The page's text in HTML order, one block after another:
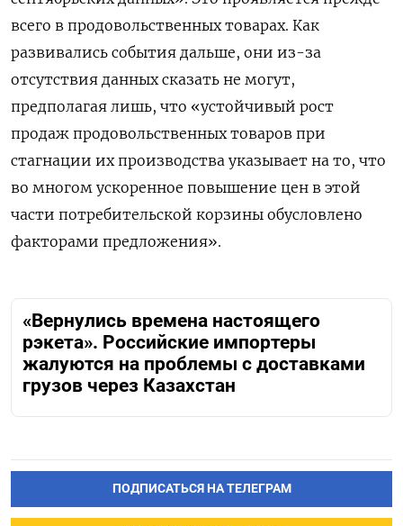
всего в продовольственных товарах. Как
развивались события дальше, они из-за
отсутствия данных сказать не могут,
предполагая лишь, что «устойчивый рост
продаж продовольственных товаров при
стагнации их производства указывает на то, что
во многом ускоренное повышение цен в этой
части потребительской корзины обусловлено
факторами предложения».
«Вернулись времена настоящего
рэкета». Российские импортеры
жалуются на проблемы с доставками
грузов через Казахстан
ПОДПИСАТЬСЯ НА ТЕЛЕГРАМ